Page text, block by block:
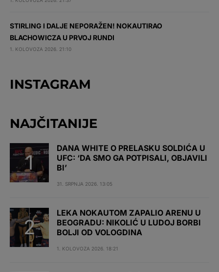
STIRLING I DALJE NEPORAŽEN! NOKAUTIRAO
BLACHOWICZA U PRVOJ RUNDI
1. KOLOVOZA 2026. 21:10
INSTAGRAM
NAJČITANIJE
DANA WHITE O PRELASKU SOLDIĆA U
UFC: ‘DA SMO GA POTPISALI, OBJAVILI
BI’
31. SRPNJA 2026. 13:05
LEKA NOKAUTOM ZAPALIO ARENU U
BEOGRADU: NIKOLIĆ U LUDOJ BORBI
BOLJI OD VOLOGDINA
1. KOLOVOZA 2026. 18:21